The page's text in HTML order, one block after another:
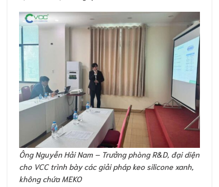
Ông Nguyễn Hải Nam – Trưởng phòng R&D, đại diện
cho VCC trình bày các giải pháp keo silicone xanh,
không chứa MEKO